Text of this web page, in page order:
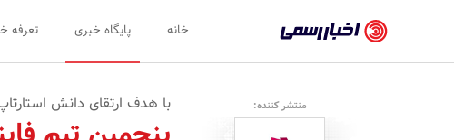
رسمی
-
اخبار
خانه پایگاه خبری تعرفه
منتشر کننده: با هدف ارتقای دانش